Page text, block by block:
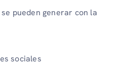
pueden generar con la
sociales